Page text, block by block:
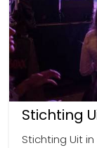
Stichting
Stichting Uit